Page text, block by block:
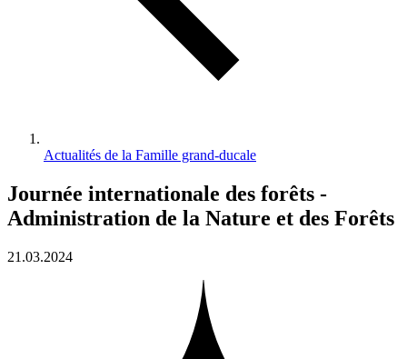
Actualités de la Famille grand-ducale
Journée internationale des forêts -
Administration de la Nature et des Forêts
21.03.2024